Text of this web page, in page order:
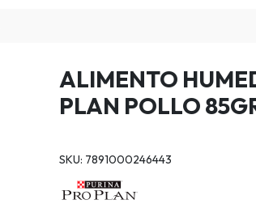
ALIMENTO
PLAN POLLO
SKU: 7891000246443